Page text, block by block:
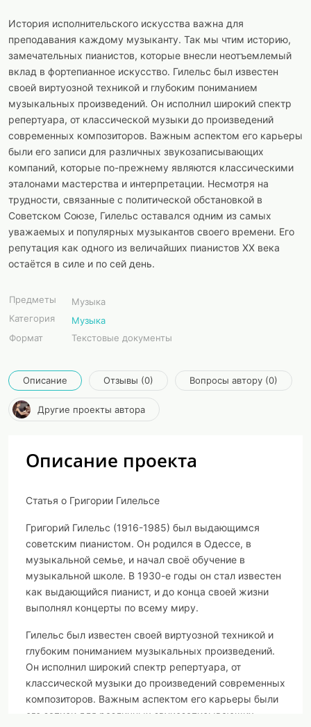
История исполнительского искусства важна для
преподавания каждому музыканту. Так мы чтим историю,
замечательных пианистов, которые внесли неотъемлемый
вклад в фортепианное искусство. Гилельс был известен
своей виртуозной техникой и глубоким пониманием
музыкальных произведений. Он исполнил широкий спектр
репертуара, от классической музыки до произведений
современных композиторов. Важным аспектом его карьеры
были его записи для различных звукозаписывающих
компаний, которые по-прежнему являются классическими
эталонами мастерства и интерпретации. Несмотря на
трудности, связанные с политической обстановкой в
Советском Союзе, Гилельс оставался одним из самых
уважаемых и популярных музыкантов своего времени. Его
репутация как одного из величайших пианистов XX века
остаётся в силе и по сей день.
Предметы
Музыка
Категория
Музыка
Формат
Текстовые документы
Описание Отзывы (0) Вопросы автору (0)
Другие проекты автора
Описание проекта
Статья о Григории Гилельсе
Григорий Гилельс (1916-1985) был выдающимся
советским пианистом. Он родился в Одессе, в
музыкальной семье, и начал своё обучение в
музыкальной школе. В 1930-е годы он стал известен
как выдающийся пианист, и до конца своей жизни
выполнял концерты по всему миру.
Гилельс был известен своей виртуозной техникой и
глубоким пониманием музыкальных произведений.
Он исполнил широкий спектр репертуара, от
классической музыки до произведений современных
композиторов. Важным аспектом его карьеры были
его записи для различных звукозаписывающих